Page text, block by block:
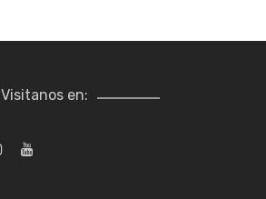
Visitanos en: